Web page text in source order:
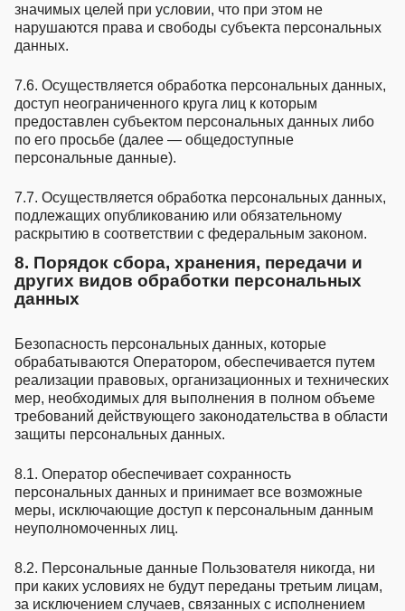
значимых целей при условии, что при этом не
нарушаются права и свободы субъекта персональных
данных.
7.6. Осуществляется обработка персональных данных,
доступ неограниченного круга лиц к которым
предоставлен субъектом персональных данных либо
по его просьбе (далее — общедоступные
персональные данные).
7.7. Осуществляется обработка персональных данных,
подлежащих опубликованию или обязательному
раскрытию в соответствии с федеральным законом.
8. Порядок сбора, хранения, передачи и
других видов обработки персональных
данных
Безопасность персональных данных, которые
обрабатываются Оператором, обеспечивается путем
реализации правовых, организационных и технических
мер, необходимых для выполнения в полном объеме
требований действующего законодательства в области
защиты персональных данных.
8.1. Оператор обеспечивает сохранность
персональных данных и принимает все возможные
меры, исключающие доступ к персональным данным
неуполномоченных лиц.
8.2. Персональные данные Пользователя никогда, ни
при каких условиях не будут переданы третьим лицам,
за исключением случаев, связанных с исполнением